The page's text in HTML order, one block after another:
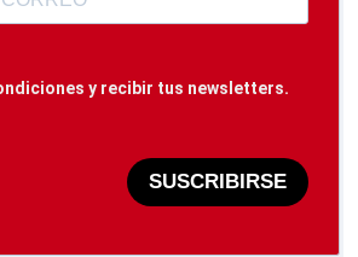
y recibir tus newsletters.
SUSCRIBIRSE